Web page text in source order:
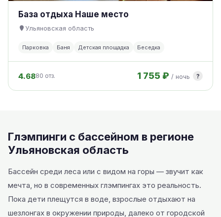
База отдыха Наше место
Ульяновская область
Парковка Баня Детская площадка Беседка
4.6880 отз. 1 755 ₽ / ночь ?
Глэмпинги с бассейном в регионе
Ульяновская область
Бассейн среди леса или с видом на горы — звучит как
мечта, но в современных глэмпингах это реальность.
Пока дети плещутся в воде, взрослые отдыхают на
шезлонгах в окружении природы, далеко от городской